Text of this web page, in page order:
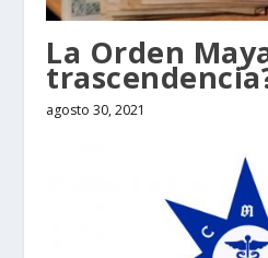
La Orden
agosto 30, 2021